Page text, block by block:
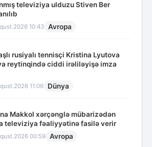
televiziya ulduzu Stiven Ber
10:43 Avropa
rusiyalı tennisçi Kristina Lyutova
reytinqində ciddi irəliləyişə imza
11:06 Dünya
Makkol xərçənglə mübarizədən
televiziya fəaliyyətinə fasilə verir
00:59 Avropa